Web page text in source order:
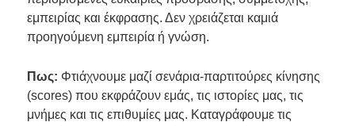
εμπειρίας και έκφρασης. Δεν χρειάζεται καμιά
προηγούμενη εμπειρία ή γνώση.
Πως: Φτιάχνουμε μαζί σενάρια-παρτιτούρες κίνησης
(scores) που εκφράζουν εμάς, τις ιστορίες μας, τις
μνήμες και τις επιθυμίες μας. Καταγράφουμε τις